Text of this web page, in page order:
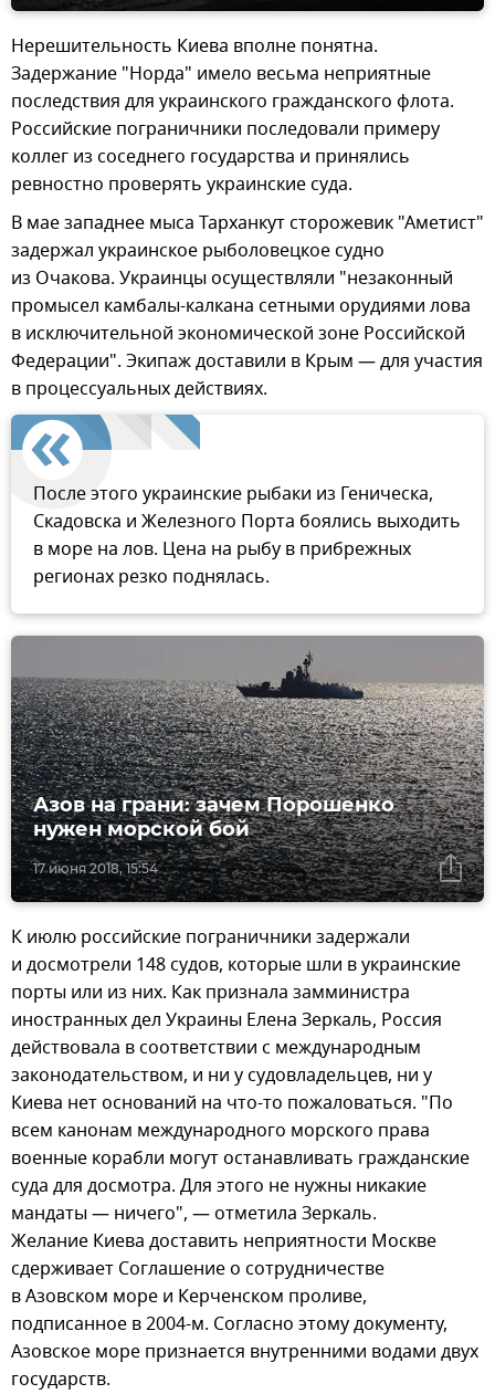
Нерешительность Киева вполне понятна.
Задержание "Норда" имело весьма неприятные
последствия для украинского гражданского флота.
Российские пограничники последовали примеру
коллег из соседнего государства и принялись
ревностно проверять украинские суда.
В мае западнее мыса Тарханкут сторожевик "Аметист"
задержал украинское рыболовецкое судно
из Очакова. Украинцы осуществляли "незаконный
промысел камбалы-калкана сетными орудиями лова
в исключительной экономической зоне Российской
Федерации". Экипаж доставили в Крым — для участия
в процессуальных действиях.
После этого украинские рыбаки из Геническа,
Скадовска и Железного Порта боялись выходить
в море на лов. Цена на рыбу в прибрежных
регионах резко поднялась.
17 июня 2018, 15:54
Азов на грани: зачем Порошенко
нужен морской бой
К июлю российские пограничники задержали
и досмотрели 148 судов, которые шли в украинские
порты или из них. Как признала замминистра
иностранных дел Украины Елена Зеркаль, Россия
действовала в соответствии с международным
законодательством, и ни у судовладельцев, ни у
Киева нет оснований на что-то пожаловаться. "По
всем канонам международного морского права
военные корабли могут останавливать гражданские
суда для досмотра. Для этого не нужны никакие
мандаты — ничего", — отметила Зеркаль.
Желание Киева доставить неприятности Москве
сдерживает Соглашение о сотрудничестве
в Азовском море и Керченском проливе,
подписанное в 2004-м. Согласно этому документу,
Азовское море признается внутренними водами двух
государств.